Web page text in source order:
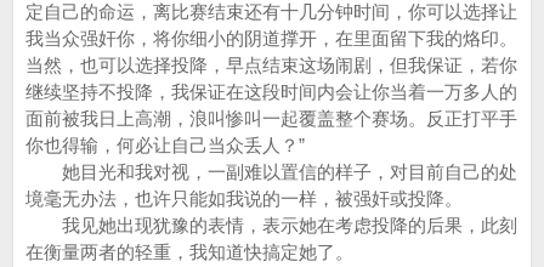
定自己的命运，离比赛结束还有十几分钟时间，你可以选择让
我当众强奸你，将你细小的阴道撑开，在里面留下我的烙印。
当然，也可以选择投降，早点结束这场闹剧，但我保证，若你
继续坚持不投降，我保证在这段时间内会让你当着一万多人的
面前被我日上高潮，浪叫惨叫一起覆盖整个赛场。反正打平手
你也得输，何必让自己当众丢人？”
她目光和我对视，一副难以置信的样子，对目前自己的处
境毫无办法，也许只能如我说的一样，被强奸或投降。
我见她出现犹豫的表情，表示她在考虑投降的后果，此刻
在衡量两者的轻重，我知道快搞定她了。